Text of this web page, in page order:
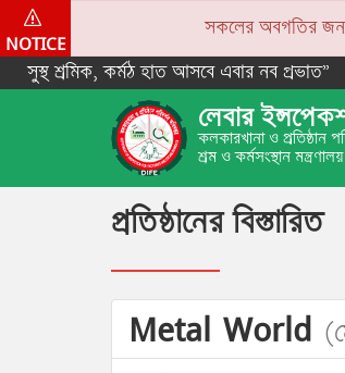
NOTICE
সকলের অবগতির জন্য
সুস্থ শ্রমিক, কর্মঠ হাত আসবে এবার নব প্রভাত”
লেবার
কলকারখানা ও প্রতিষ্ঠান
শ্রম ও কর্মসংস্থান
প্রতিষ্ঠানের বিস্তারিত
Metal World